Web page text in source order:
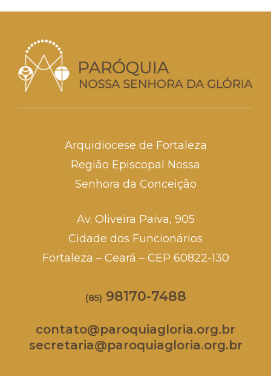
Arquidiocese de Fortaleza
Região Episcopal Nossa
Senhora da Conceição
Av. Oliveira Paiva, 905
Cidade dos Funcionários
Fortaleza – Ceará – CEP 60822-130
(85) 98170-7488
contato@paroquiagloria.org.br
secretaria@paroquiagloria.org.br